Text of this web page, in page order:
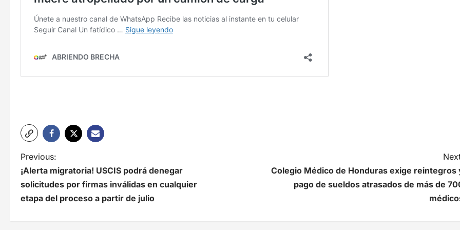
N
a
v
Previous:
¡Alerta migratoria! USCIS podrá denegar
solicitudes por firmas inválidas en cualquier
etapa del proceso a partir de julio
Colegio Médico de Honduras exige reintegros
pago de sueldos atrasados de más de